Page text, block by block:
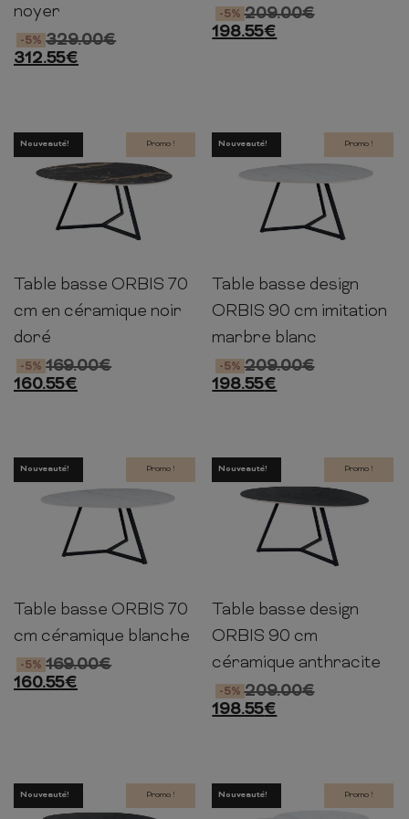
noyer
329.00€
-5%
312.55€
209.00€
-5%
198.55€
Nouveauté! Promo !
45cm 70cm 55cm
Table basse ORBIS 70
cm en céramique noir
doré
169.00€
-5%
160.55€
Nouveauté! Promo !
40cm 90cm
Table basse design
ORBIS 90 cm imitation
marbre blanc
209.00€
-5%
198.55€
Nouveauté! Promo !
45cm 70cm 55cm
Table basse ORBIS 70
cm céramique blanche
169.00€
-5%
160.55€
Nouveauté! Promo !
40cm 90cm
Table basse design
ORBIS 90 cm
céramique anthracite
209.00€
-5%
198.55€
Nouveauté! Promo ! Nouveauté! Promo !